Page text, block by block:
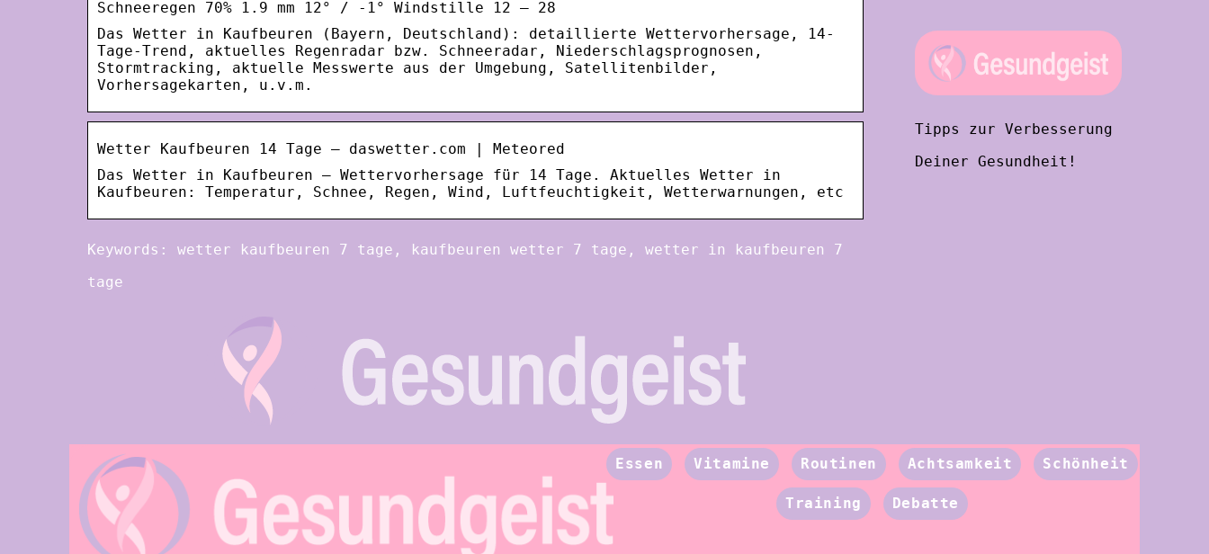
Schneeregen 70% 1.9 mm 12° / -1° Windstille 12 – 28
Das Wetter in Kaufbeuren (Bayern, Deutschland): detaillierte Wettervorhersage, 14-
Tage-Trend, aktuelles Regenradar bzw. Schneeradar, Niederschlagsprognosen,
Stormtracking, aktuelle Messwerte aus der Umgebung, Satellitenbilder,
Vorhersagekarten, u.v.m.
Wetter Kaufbeuren 14 Tage – daswetter.com | Meteored
Das Wetter in Kaufbeuren – Wettervorhersage für 14 Tage. Aktuelles Wetter in
Kaufbeuren: Temperatur, Schnee, Regen, Wind, Luftfeuchtigkeit, Wetterwarnungen, etc
Keywords: wetter kaufbeuren 7 tage, kaufbeuren wetter 7 tage, wetter in kaufbeuren 7
tage
Tipps zur Verbesserung
Deiner Gesundheit!
Essen Vitamine Routinen Achtsamkeit Schönheit
Training Debatte